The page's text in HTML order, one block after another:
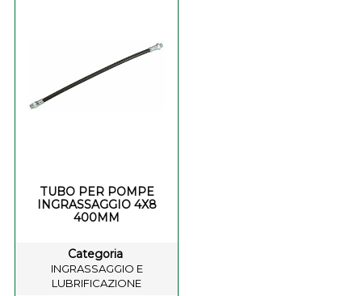
TUBO PER POMPE
INGRASSAGGIO 4X8
400MM
Categoria
INGRASSAGGIO E
LUBRIFICAZIONE